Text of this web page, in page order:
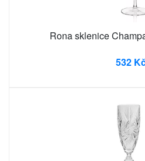
Rona sklenice
532